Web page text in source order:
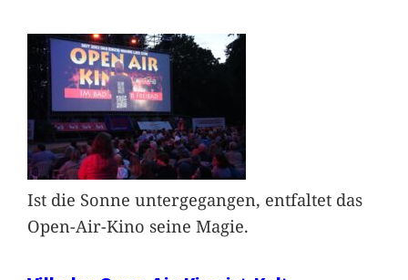
Ist die Sonne untergegangen, entfaltet das
Open-Air-Kino seine Magie.